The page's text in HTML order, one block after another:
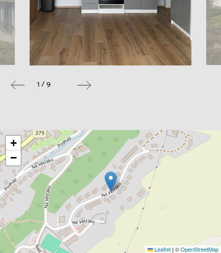
1 / 9
+
−
Leaflet | ©OpenStreetMap